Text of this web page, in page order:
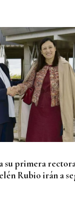
su primera
Rubio irán a